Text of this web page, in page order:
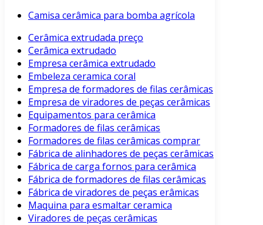
Camisa cerâmica para bomba agrícola
Cerâmica extrudada preço
Cerâmica extrudado
Empresa cerâmica extrudado
Embeleza ceramica coral
Empresa de formadores de filas cerâmicas
Empresa de viradores de peças cerâmicas
Equipamentos para cerâmica
Formadores de filas cerâmicas
Formadores de filas cerâmicas comprar
Fábrica de alinhadores de peças cerâmicas
Fábrica de carga fornos para cerâmica
Fábrica de formadores de filas cerâmicas
Fábrica de viradores de peças erâmicas
Maquina para esmaltar ceramica
Viradores de peças cerâmicas